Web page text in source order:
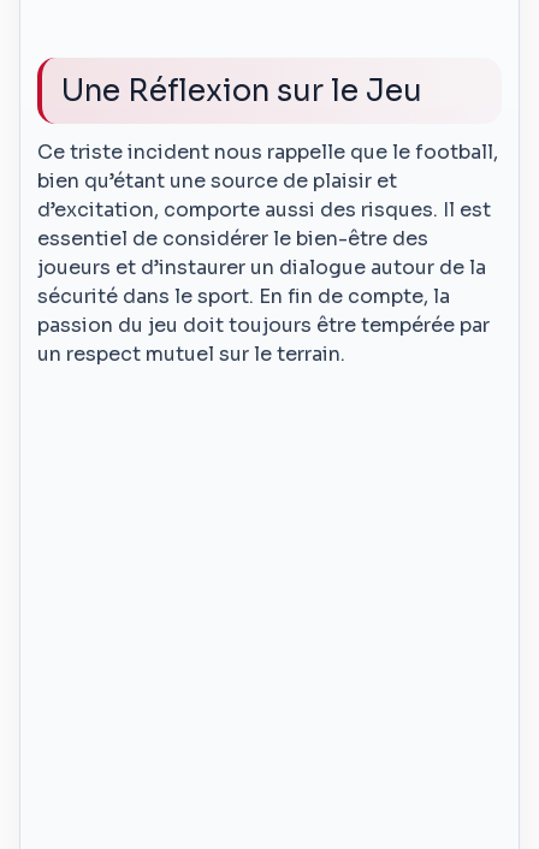
Une Réflexion sur le Jeu
Ce triste incident nous rappelle que le football,
bien qu’étant une source de plaisir et
d’excitation, comporte aussi des risques. Il est
essentiel de considérer le bien-être des
joueurs et d’instaurer un dialogue autour de la
sécurité dans le sport. En fin de compte, la
passion du jeu doit toujours être tempérée par
un respect mutuel sur le terrain.